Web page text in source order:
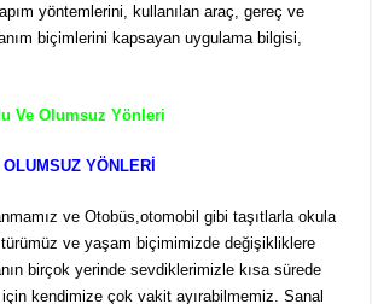
yöntemlerini, kullanılan araç, gereç ve
biçimlerini kapsayan uygulama bilgisi,
Ve Olumsuz Yönleri
YÖNLERİ
ve Otobüs,otomobil gibi taşıtlarla okula
ve yaşam biçimimizde değişikliklere
birçok yerinde sevdiklerimizle kısa sürede
kendimize çok vakit ayırabilmemiz. Sanal